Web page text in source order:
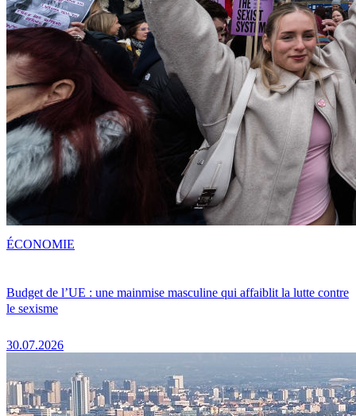
Budget de l’UE : une mainmise masculine qui affaiblit la lutte contre
le sexisme
30.07.2026
ÉCONOMIE